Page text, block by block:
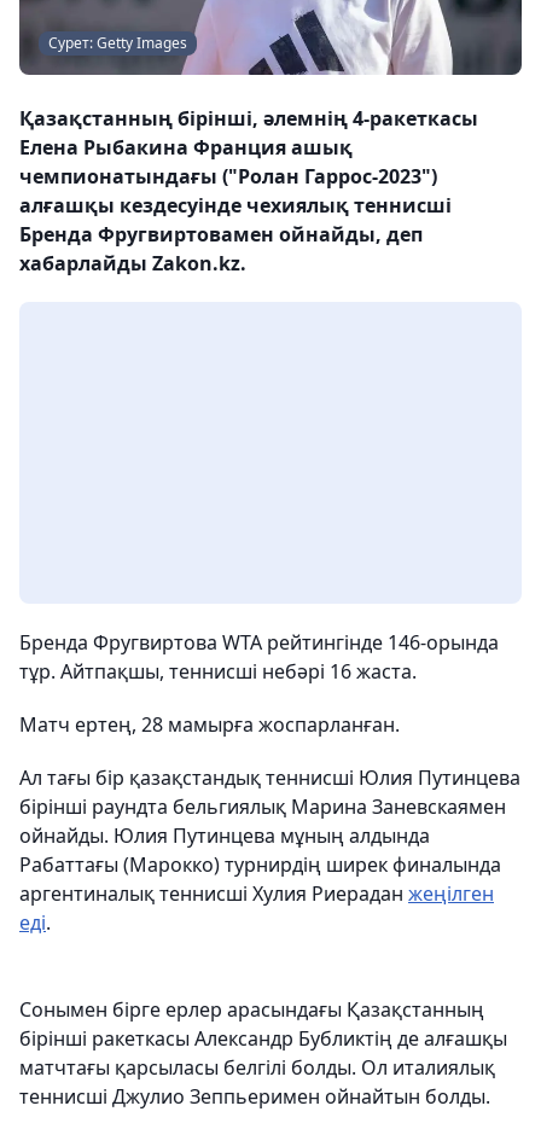
Сурет: Getty Images
Қазақстанның бірінші, әлемнің 4-ракеткасы
Елена Рыбакина Франция ашық
чемпионатындағы ("Ролан Гаррос-2023")
алғашқы кездесуінде чехиялық теннисші
Бренда Фругвиртовамен ойнайды, деп
хабарлайды Zakon.kz.
Бренда Фругвиртова WTA рейтингінде 146-орында
тұр. Айтпақшы, теннисші небәрі 16 жаста.
Матч ертең, 28 мамырға жоспарланған.
Ал тағы бір қазақстандық теннисші Юлия Путинцева
бірінші раундта бельгиялық Марина Заневскаямен
ойнайды. Юлия Путинцева мұның алдында
Рабаттағы (Марокко) турнирдің ширек финалында
аргентиналық теннисші Хулия Риерадан жеңілген
еді.
Сонымен бірге ерлер арасындағы Қазақстанның
бірінші ракеткасы Александр Бубликтің де алғашқы
матчтағы қарсыласы белгілі болды. Ол италиялық
теннисші Джулио Зеппьеримен ойнайтын болды.